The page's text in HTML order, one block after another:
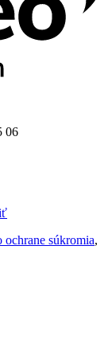
06
ochrane súkromia,